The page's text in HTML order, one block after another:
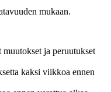
mukaan.
ja peruutukset
kaksi viikkoa ennen